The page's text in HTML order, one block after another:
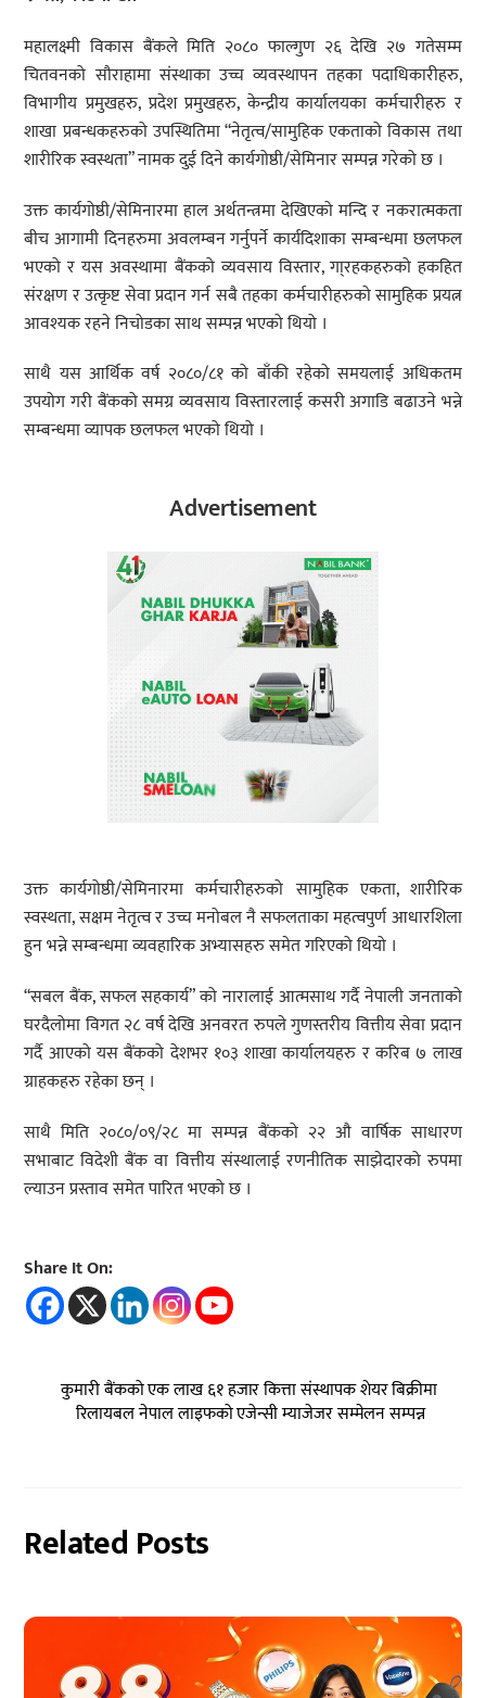
महालक्ष्मी विकास बैंकले मिति २०८० फाल्गुण २६ देखि २७ गतेसम्म
चितवनको सौराहामा संस्थाका उच्च व्यवस्थापन तहका पदाधिकारीहरु,
विभागीय प्रमुखहरु, प्रदेश प्रमुखहरु, केन्द्रीय कार्यालयका कर्मचारीहरु र
शाखा प्रबन्धकहरुको उपस्थितिमा “नेतृत्व/सामुहिक एकताको विकास तथा
शारीरिक स्वस्थता” नामक दुई दिने कार्यगोष्ठी/सेमिनार सम्पन्न गरेको छ ।
उक्त कार्यगोष्ठी/सेमिनारमा हाल अर्थतन्त्रमा देखिएको मन्दि र नकरात्मकता
बीच आगामी दिनहरुमा अवलम्बन गर्नुपर्ने कार्यदिशाका सम्बन्धमा छलफल
भएको र यस अवस्थामा बैंकको व्यवसाय विस्तार, गा्रहकहरुको हकहित
संरक्षण र उत्कृष्ट सेवा प्रदान गर्न सबै तहका कर्मचारीहरुको सामुहिक प्रयत्न
आवश्यक रहने निचोडका साथ सम्पन्न भएको थियो ।
साथै यस आर्थिक वर्ष २०८०/८१ को बाँकी रहेको समयलाई अधिकतम
उपयोग गरी बैंकको समग्र व्यवसाय विस्तारलाई कसरी अगाडि बढाउने भन्ने
सम्बन्धमा व्यापक छलफल भएको थियो ।
Advertisement
उक्त कार्यगोष्ठी/सेमिनारमा कर्मचारीहरुको सामुहिक एकता, शारीरिक
स्वस्थता, सक्षम नेतृत्व र उच्च मनोबल नै सफलताका महत्वपुर्ण आधारशिला
हुन भन्ने सम्बन्धमा व्यवहारिक अभ्यासहरु समेत गरिएको थियो ।
“सबल बैंक, सफल सहकार्य” को नारालाई आत्मसाथ गर्दै नेपाली जनताको
घरदैलोमा विगत २८ वर्ष देखि अनवरत रुपले गुणस्तरीय वित्तीय सेवा प्रदान
गर्दै आएको यस बैंकको देशभर १०३ शाखा कार्यालयहरु र करिब ७ लाख
ग्राहकहरु रहेका छन् ।
साथै मिति २०८०/०९/२८ मा सम्पन्न बैंकको २२ औ वार्षिक साधारण
सभाबाट विदेशी बैंक वा वित्तीय संस्थालाई रणनीतिक साझेदारको रुपमा
ल्याउन प्रस्ताव समेत पारित भएको छ ।
Share It On:
कुमारी बैंकको एक लाख ६१ हजार कित्ता संस्थापक शेयर बिक्रीमा
रिलायबल नेपाल लाइफको एजेन्सी म्याजेजर सम्मेलन सम्पन्न
Related Posts